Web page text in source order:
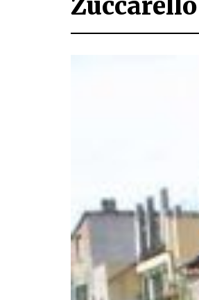
Zuccarello